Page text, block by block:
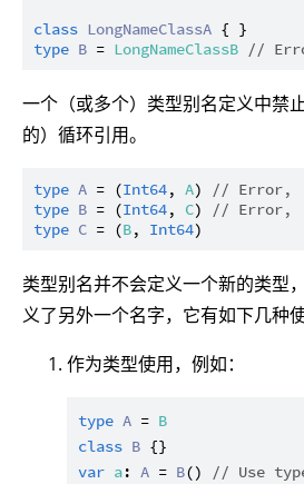
class LongNameClassA
type B = LongNameClassB //
一个（或多个）类型别名定义中禁
的）循环引用。
type A = (Int64, A)
// Error,
type B = (Int64, C)
// Error,
type C = (B, Int64
类型别名并不会定义一个新的类型
义了另外一个名字，它有如下几种使
作为类型使用，例如：
type A = B
class B
var a: A = B() // Use